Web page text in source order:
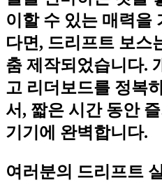
이할 수 있는 매력을
다면, 드리프트 보스
춤 제작되었습니다.
고 리더보드를 정복
서, 짧은 시간 동안
기기에 완벽합니다.
여러분의 드리프트